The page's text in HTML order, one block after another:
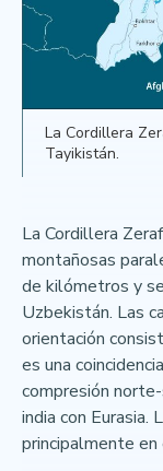
La Cordillera
Tayikistán.
La Cordillera
montañosas
de kilómetros y
Uzbekistán. Las
orientación
es una
compresión
india con Eurasia.
principalmente